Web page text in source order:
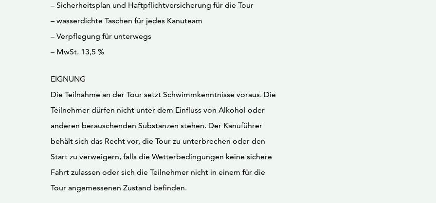
– Sicherheitsplan und Haftpflichtversicherung für die Tour
– wasserdichte Taschen für jedes Kanuteam
– Verpflegung für unterwegs
– MwSt. 13,5 %
EIGNUNG
Die Teilnahme an der Tour setzt Schwimmkenntnisse voraus. Die
Teilnehmer dürfen nicht unter dem Einfluss von Alkohol oder
anderen berauschenden Substanzen stehen. Der Kanuführer
behält sich das Recht vor, die Tour zu unterbrechen oder den
Start zu verweigern, falls die Wetterbedingungen keine sichere
Fahrt zulassen oder sich die Teilnehmer nicht in einem für die
Tour angemessenen Zustand befinden.